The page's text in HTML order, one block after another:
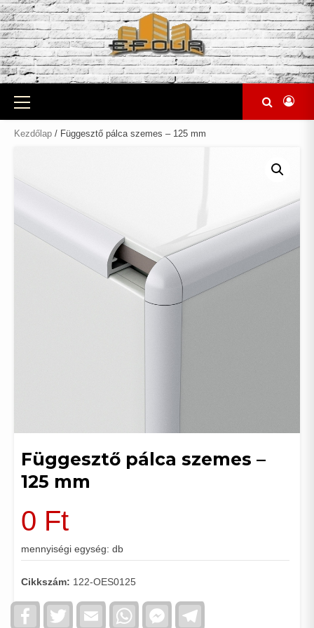
Skip
to
content
Primary
Menu
Kezdőlap / Függesztő pálca szemes – 125 mm
Függesztő pálca szemes –
125 mm
0 Ft
mennyiségi egység: db
Cikkszám: 122-OES0125
FacebookTwitter Email WhatsAppFacebook
Messenger